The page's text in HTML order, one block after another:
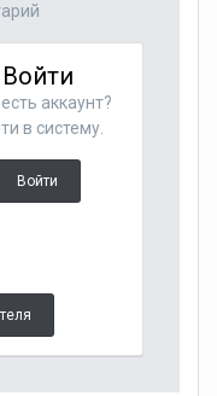
Войти
аккаунт?
в систему.
Войти